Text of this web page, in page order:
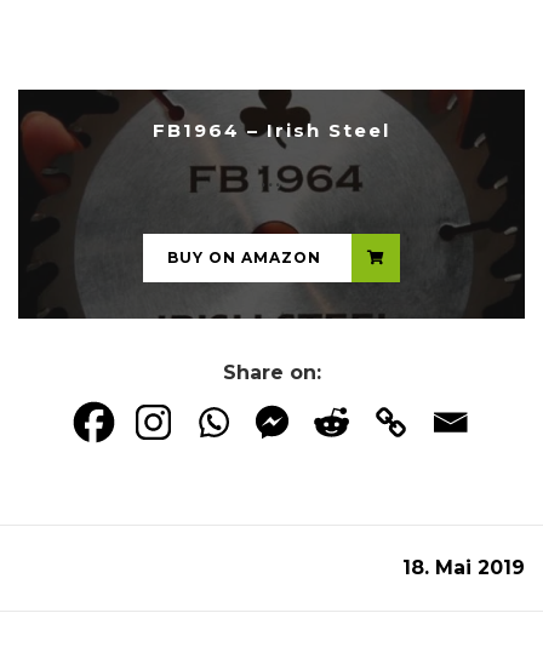
FB1964 – Irish Steel
...
BUY ON AMAZON
Share on:
18. Mai 2019